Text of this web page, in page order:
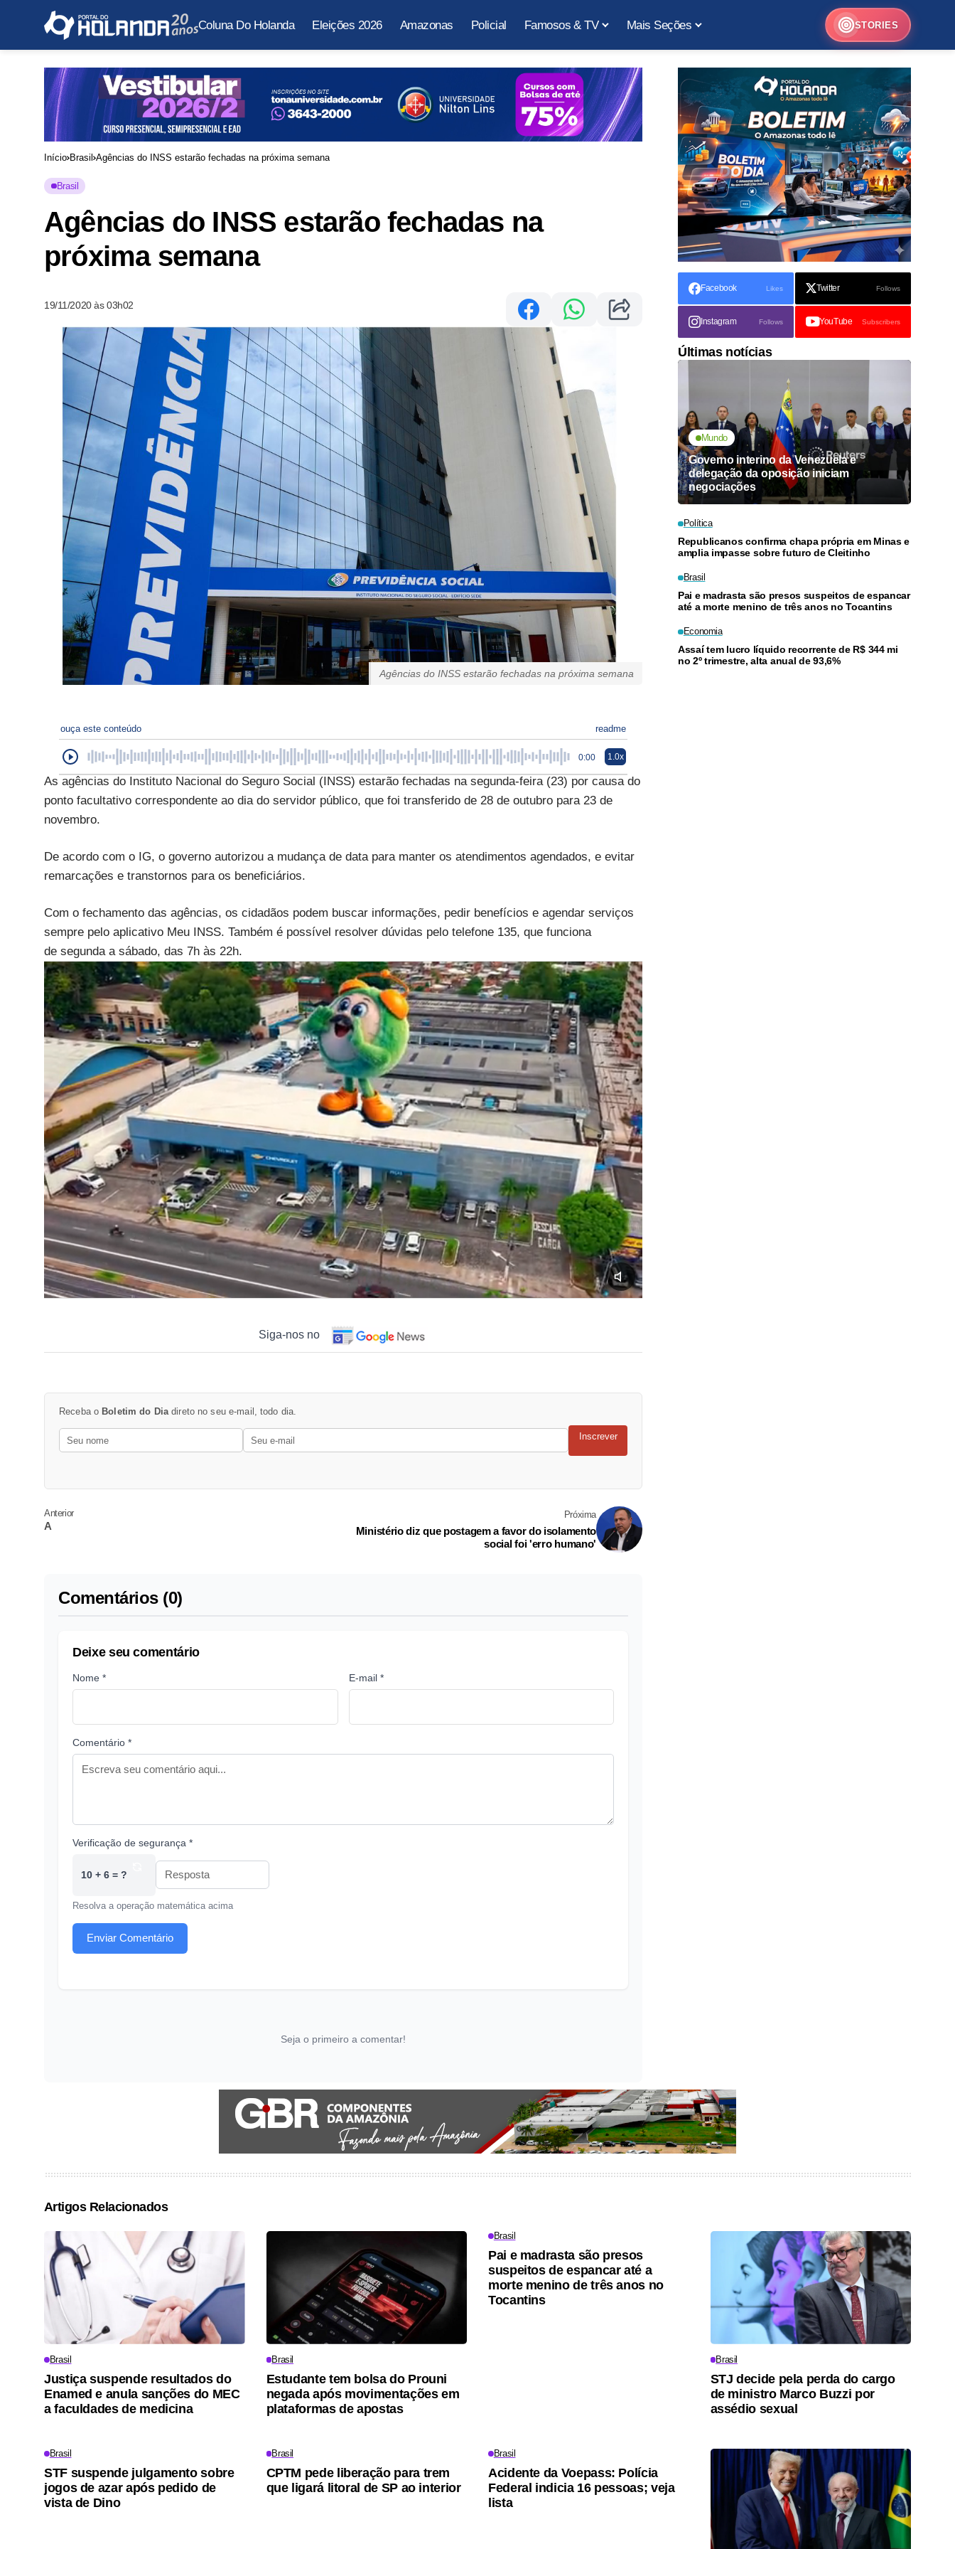
Coluna Do Holanda Eleições 2026 Amazonas Policial Famosos & TV Mais Seções STORIES
Início Brasil Agências do INSS estarão fechadas na próxima semana
Brasil
Agências do INSS estarão fechadas na
próxima semana
19/11/2020 às 03h02
Agências do INSS estarão fechadas na próxima semana
ouça este conteúdo readme
0:00 1.0x
As agências do Instituto Nacional do Seguro Social (INSS) estarão fechadas na segunda-feira (23) por causa do
ponto facultativo correspondente ao dia do servidor público, que foi transferido de 28 de outubro para 23 de
novembro.
De acordo com o IG, o governo autorizou a mudança de data para manter os atendimentos agendados, e evitar
remarcações e transtornos para os beneficiários.
Com o fechamento das agências, os cidadãos podem buscar informações, pedir benefícios e agendar serviços
sempre pelo aplicativo Meu INSS. Também é possível resolver dúvidas pelo telefone 135, que funciona
de segunda a sábado, das 7h às 22h.
Siga-nos no
Receba o Boletim do Diadireto no seu e-mail, todo dia.
Inscrever
Anterior
A
Próxima
Ministério diz que postagem a favor do isolamento
social foi 'erro humano'
Comentários (0)
Deixe seu comentário
Nome * E-mail *
Comentário *
Verificação de segurança *
10 + 6 = ?
Resolva a operação matemática acima
Enviar Comentário
Seja o primeiro a comentar!
Facebook Likes Twitter Follows
Instagram Follows YouTube Subscribers
Últimas notícias
Mundo
Governo interino da Venezuela e
delegação da oposição iniciam
negociações
Política
Republicanos confirma chapa própria em Minas e
amplia impasse sobre futuro de Cleitinho
Brasil
Pai e madrasta são presos suspeitos de espancar
até a morte menino de três anos no Tocantins
Economia
Assaí tem lucro líquido recorrente de R$ 344 mi
no 2º trimestre, alta anual de 93,6%
Artigos Relacionados
Brasil
Justiça suspende resultados do
Enamed e anula sanções do MEC
a faculdades de medicina
Brasil
Estudante tem bolsa do Prouni
negada após movimentações em
plataformas de apostas
Brasil
Pai e madrasta são presos
suspeitos de espancar até a
morte menino de três anos no
Tocantins
Brasil
STJ decide pela perda do cargo
de ministro Marco Buzzi por
assédio sexual
Brasil
STF suspende julgamento sobre
jogos de azar após pedido de
vista de Dino
Brasil
CPTM pede liberação para trem
que ligará litoral de SP ao interior
Brasil
Acidente da Voepass: Polícia
Federal indicia 16 pessoas; veja
lista